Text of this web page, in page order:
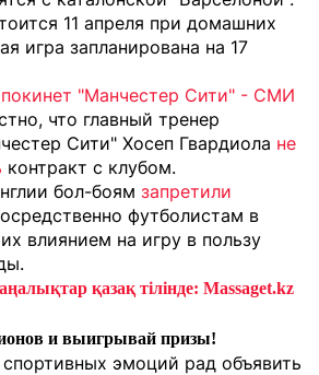
11 апреля при домашних
игра запланирована на 17
"Манчестер Сити" - СМИ
что главный тренер
Сити" Хосеп Гвардиола не
контракт с клубом.
бол-боям запретили
футболистам в
влиянием на игру в пользу
қазақ тілінде: Massaget.kz
и выигрывай призы!
эмоций рад объявить